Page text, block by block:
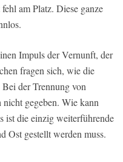
am Platz. Diese ganze
Impuls der Vernunft, der
fragen sich, wie die
der Trennung von
gegeben. Wie kann
ist die einzig weiterführende
Ost gestellt werden muss.